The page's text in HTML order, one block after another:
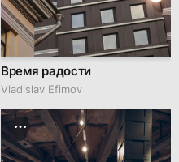
Время радости
Vladislav Efimov